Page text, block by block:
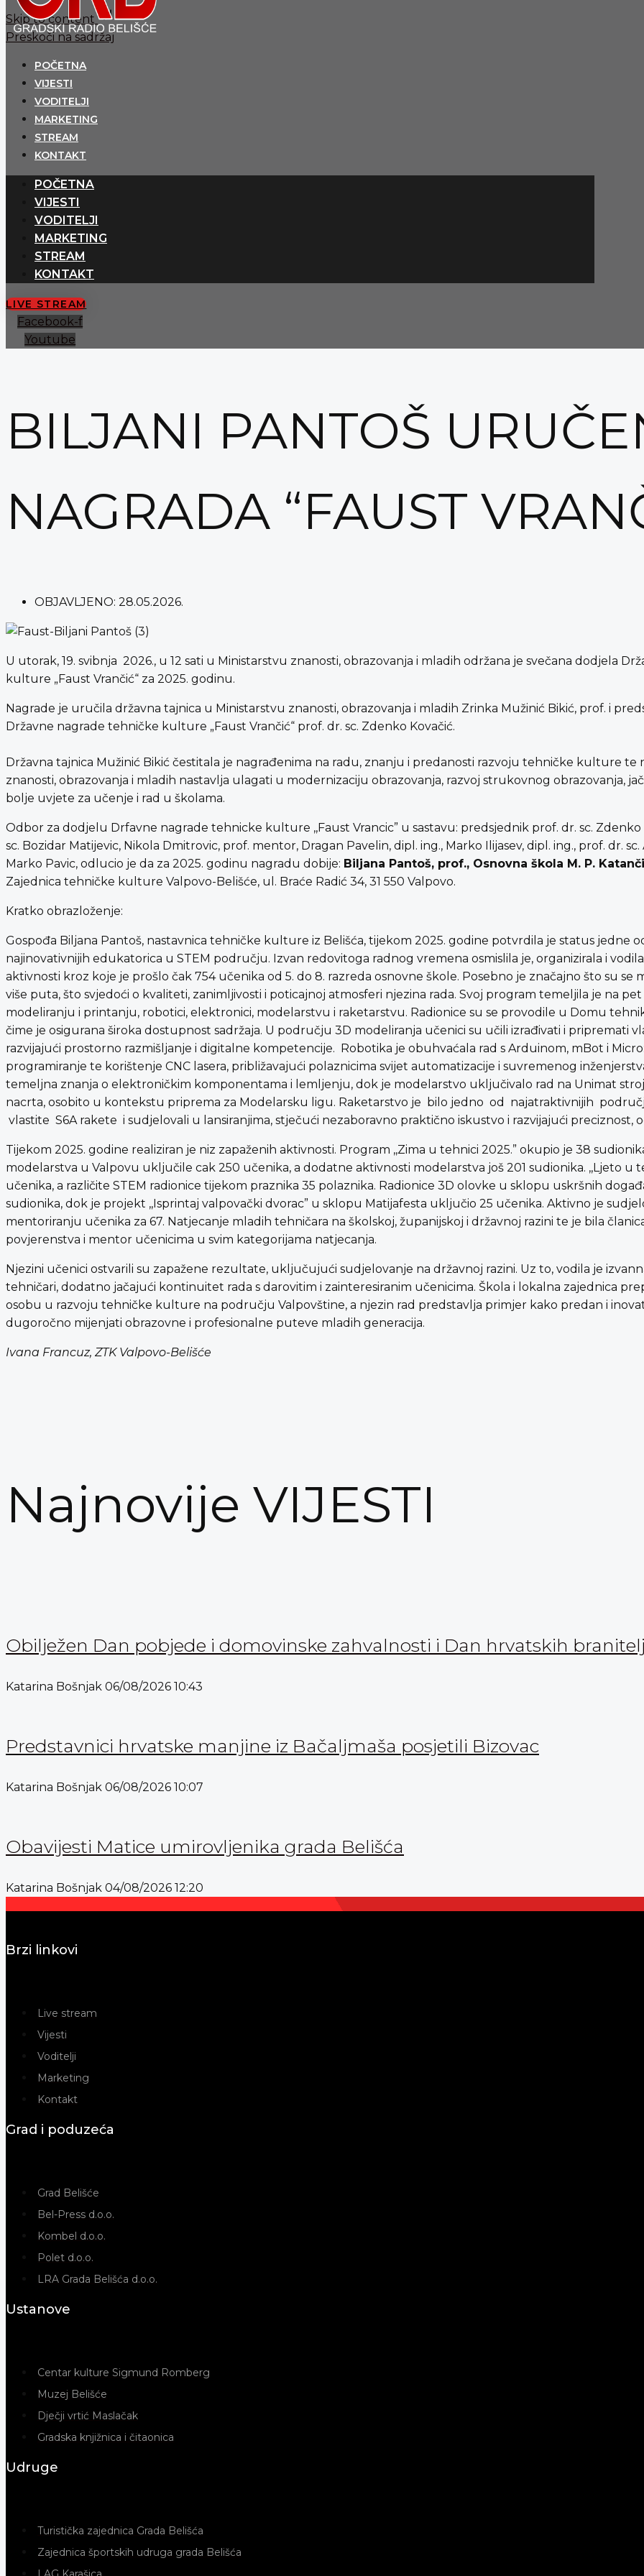
Skip to content
Preskoči na sadržaj
POČETNA
VIJESTI
VODITELJI
MARKETING
STREAM
KONTAKT
POČETNA
VIJESTI
VODITELJI
MARKETING
STREAM
KONTAKT
LIVE STREAM
Facebook-f
Youtube
BILJANI PANTOŠ
NAGRADA “FAUST
OBJAVLJENO: 28.05.2026.
U utorak, 19. svibnja 2026., u 12 sati u Ministarstvu znanosti, obrazovanja i mladih održana je svečana dodjela
kulture „Faust Vrančić“ za 2025. godinu.
Nagrade je uručila državna tajnica u Ministarstvu znanosti, obrazovanja i mladih Zrinka Mužinić Bikić, prof. i
Državne nagrade tehničke kulture „Faust Vrančić“ prof. dr. sc. Zdenko Kovačić.
Državna tajnica Mužinić Bikić čestitala je nagrađenima na radu, znanju i predanosti razvoju tehničke kulture te
znanosti, obrazovanja i mladih nastavlja ulagati u modernizaciju obrazovanja, razvoj strukovnog obrazovanja,
bolje uvjete za učenje i rad u školama.
Odbor za dodjelu Drfavne nagrade tehnicke kulture ,,Faust Vrancic” u sastavu: predsjednik prof. dr. sc. Zdenko
sc. Bozidar Matijevic, Nikola Dmitrovic, prof. mentor, Dragan Pavelin, dipl. ing., Marko Ilijasev, dipl. ing., prof. dr.
Marko Pavic, odlucio je da za 2025. godinu nagradu dobije: Biljana Pantoš, prof., Osnovna škola M. P.
Zajednica tehničke kulture Valpovo-Belišće, ul. Braće Radić 34, 31 550 Valpovo.
Kratko obrazloženje:
Gospođa Biljana Pantoš, nastavnica tehničke kulture iz Belišća, tijekom 2025. godine potvrdila je status jedne
najinovativnijih edukatorica u STEM području. Izvan redovitoga radnog vremena osmislila je, organizirala i
aktivnosti kroz koje je prošlo čak 754 učenika od 5. do 8. razreda osnovne škole. Posebno je značajno što su se
više puta, što svjedoći o kvaliteti, zanimljivosti i poticajnoj atmosferi njezina rada. Svoj program temeljila je na
modeliranju i printanju, robotici, elektronici, modelarstvu i raketarstvu. Radionice su se provodile u Domu
čime je osigurana široka dostupnost sadržaja. U području 3D modeliranja učenici su učili izrađivati i pripremati
razvijajući prostorno razmišljanje i digitalne kompetencije. Robotika je obuhvaćala rad s Arduinom, mBot i
programiranje te korištenje CNC lasera, približavajući polaznicima svijet automatizacije i suvremenog
temeljna znanja o elektroničkim komponentama i lemljenju, dok je modelarstvo uključivalo rad na Unimat
nacrta, osobito u kontekstu priprema za Modelarsku ligu. Raketarstvo je bilo jedno od najatraktivnijih
vlastite S6A rakete i sudjelovali u lansiranjima, stječući nezaboravno praktično iskustvo i razvijajući preciznost,
Tijekom 2025. godine realiziran je niz zapaženih aktivnosti. Program ,,Zima u tehnici 2025.” okupio je 38
modelarstva u Valpovu uključile cak 250 učenika, a dodatne aktivnosti modelarstva još 201 sudionika. ,,Ljeto u
učenika, a različite STEM radionice tijekom praznika 35 polaznika. Radionice 3D olovke u sklopu uskršnih
sudionika, dok je projekt ,,Isprintaj valpovački dvorac” u sklopu Matijafesta uključio 25 učenika. Aktivno je
mentoriranju učenika za 67. Natjecanje mladih tehničara na školskoj, županijskoj i državnoj razini te je bila
povjerenstva i mentor učenicima u svim kategorijama natjecanja.
Njezini učenici ostvarili su zapažene rezultate, uključujući sudjelovanje na državnoj razini. Uz to, vodila je
tehničari, dodatno jačajući kontinuitet rada s darovitim i zainteresiranim učenicima. Škola i lokalna zajednica
osobu u razvoju tehničke kulture na području Valpovštine, a njezin rad predstavlja primjer kako predan i
dugoročno mijenjati obrazovne i profesionalne puteve mladih generacija.
Ivana Francuz, ZTK Valpovo-Belišće
Najnovije VIJESTI
Obilježen Dan pobjede i domovinske zahvalnosti i Dan hrvatskih
Katarina Bošnjak 06/08/2026 10:43
Predstavnici hrvatske manjine iz Bačaljmaša posjetili Bizovac
Katarina Bošnjak 06/08/2026 10:07
Obavijesti Matice umirovljenika grada Belišća
Katarina Bošnjak 04/08/2026 12:20
Brzi linkovi
Live stream
Vijesti
Voditelji
Marketing
Kontakt
Grad i poduzeća
Grad Belišće
Bel-Press d.o.o.
Kombel d.o.o.
Polet d.o.o.
LRA Grada Belišća d.o.o.
Ustanove
Centar kulture Sigmund Romberg
Muzej Belišće
Dječji vrtić Maslačak
Gradska knjižnica i čitaonica
Udruge
Turistička zajednica Grada Belišća
Zajednica športskih udruga grada Belišća